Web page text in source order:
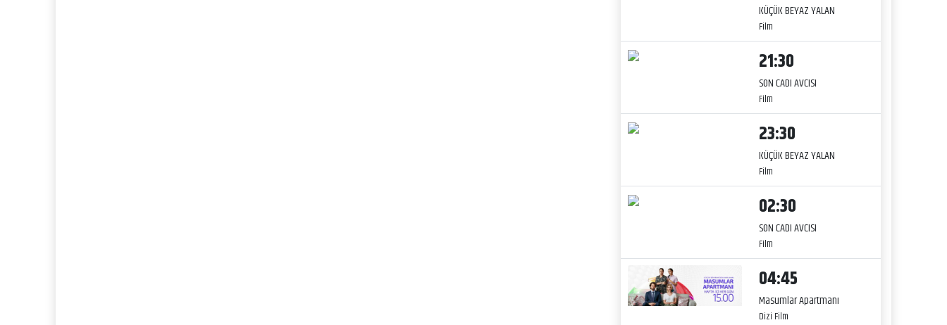
KÜÇÜK BEYAZ YALAN
Film
21:30
SON CADI AVCISI
Film
23:30
KÜÇÜK BEYAZ YALAN
Film
02:30
SON CADI AVCISI
Film
04:45
Masumlar Apartmanı
Dizi Film